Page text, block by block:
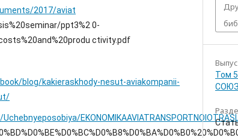
2017/aviat
ppt3%2 0-
ctivity.pdf
blog/kakieraskhody-nesut-aviakompanii-
Том